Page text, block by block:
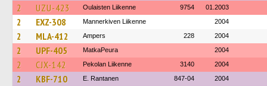
2 UZU-423 Oulaisten Liikenne 9754 01.2003
2 EXZ-308 Mannerkiven Liikenne 2004
2 MLA-412 Ampers 228 2004
2 UPF-405 MatkaPeura 2004
2 CJX-142 Pekolan Liikenne 3140 2004
2 KBF-710 E. Rantanen 847-04 2004